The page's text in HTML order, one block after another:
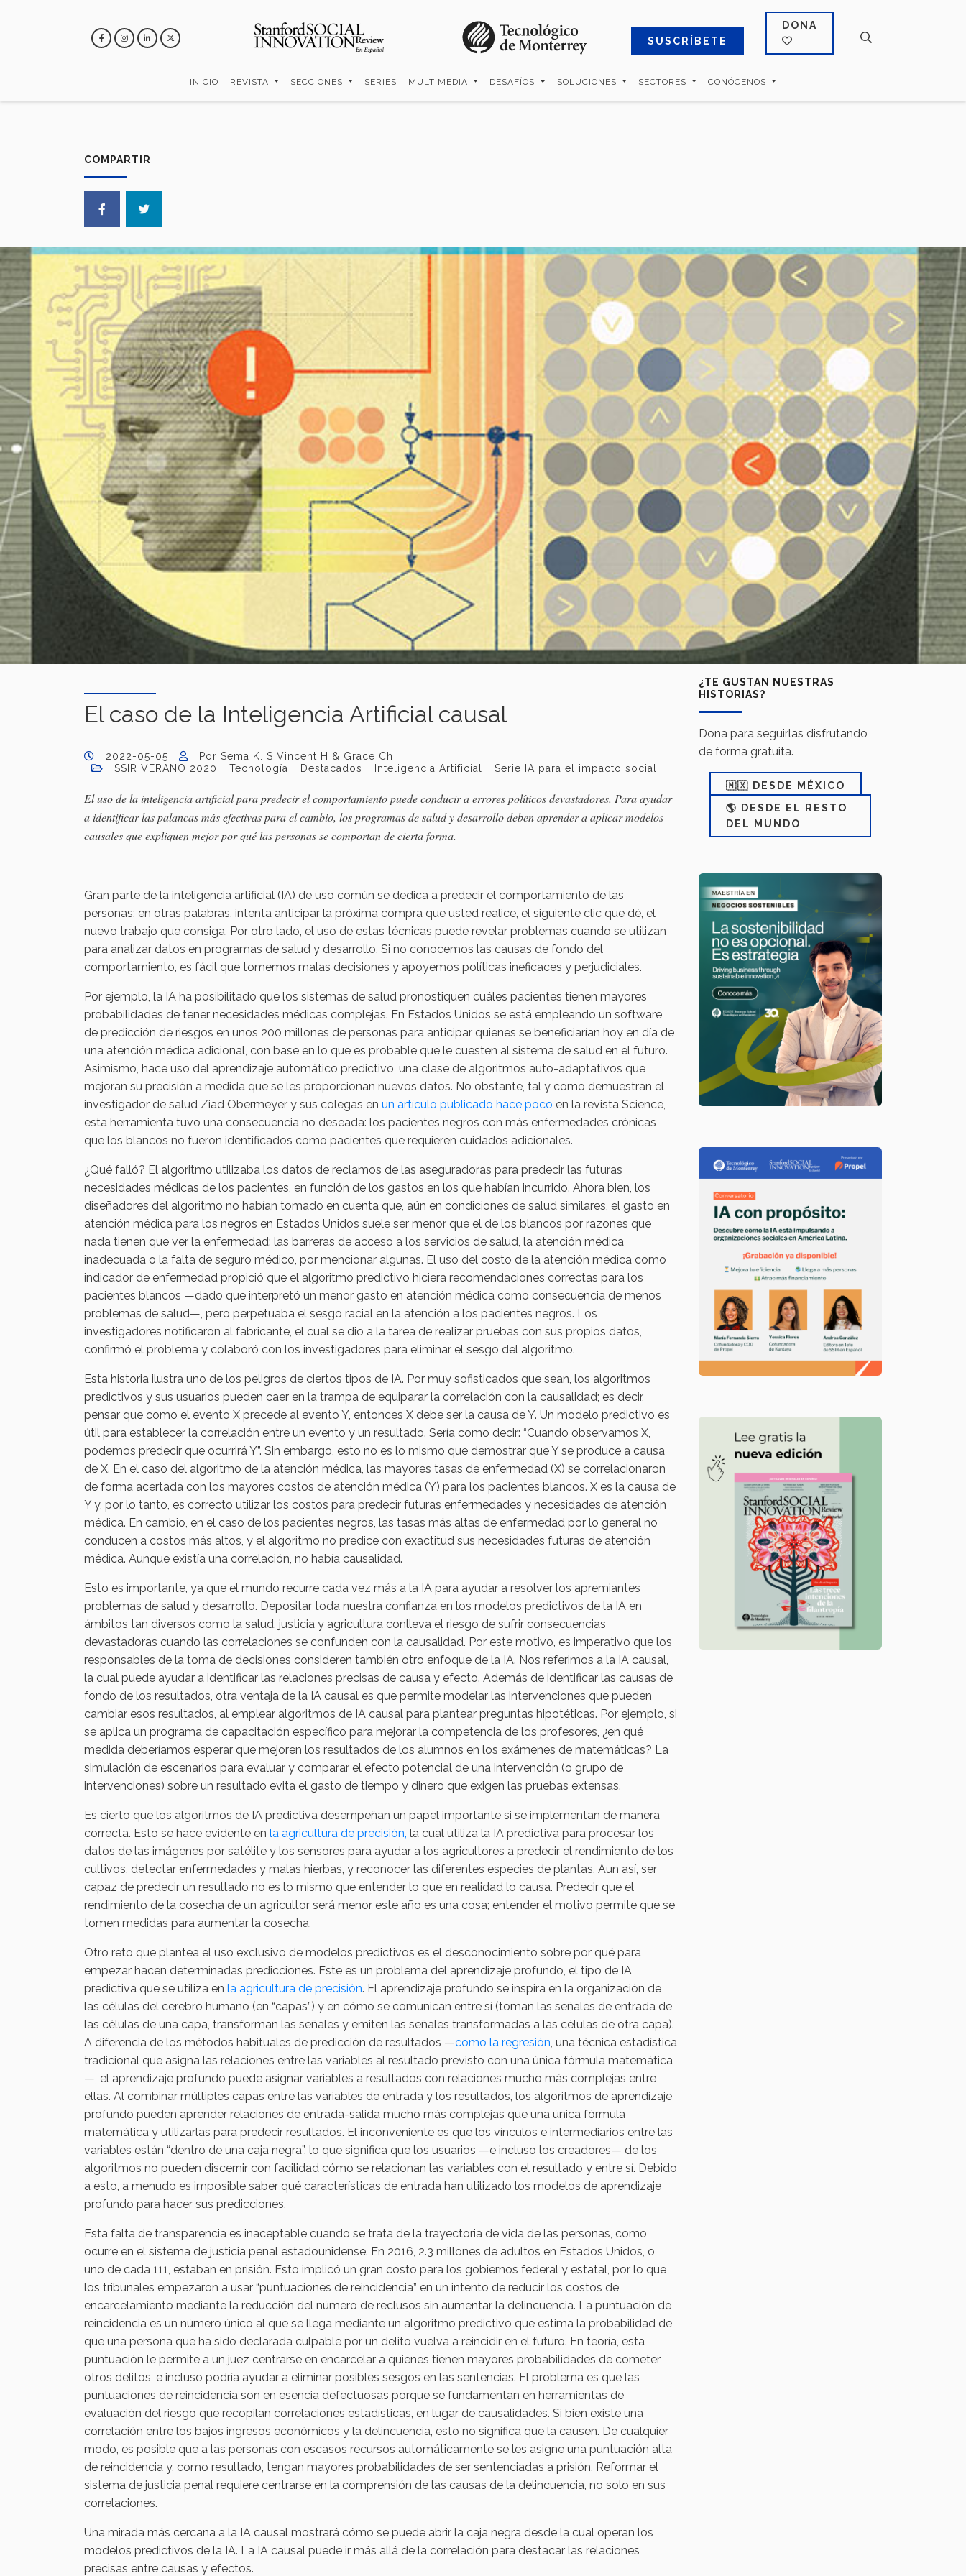
SUSCRÍBETE
DONA
INICIO REVISTA SECCIONES SERIES MULTIMEDIA DESAFÍOS SOLUCIONES SECTORES CONÓCENOS
COMPARTIR
El caso de la Inteligencia Artificial causal
2022-05-05
Por Sema K. S Vincent H & Grace Ch
SSIR VERANO 2020
Tecnología Destacados Inteligencia Artificial Serie IA para el impacto social
El uso de la inteligencia artificial para predecir el comportamiento puede conducir a errores políticos devastadores. Para ayudar
a identificar las palancas más efectivas para el cambio, los programas de salud y desarrollo deben aprender a aplicar modelos
causales que expliquen mejor por qué las personas se comportan de cierta forma.
Gran parte de la inteligencia artificial (IA) de uso común se dedica a predecir el comportamiento de las
personas; en otras palabras, intenta anticipar la próxima compra que usted realice, el siguiente clic que dé, el
nuevo trabajo que consiga. Por otro lado, el uso de estas técnicas puede revelar problemas cuando se utilizan
para analizar datos en programas de salud y desarrollo. Si no conocemos las causas de fondo del
comportamiento, es fácil que tomemos malas decisiones y apoyemos políticas ineficaces y perjudiciales.
Por ejemplo, la IA ha posibilitado que los sistemas de salud pronostiquen cuáles pacientes tienen mayores
probabilidades de tener necesidades médicas complejas. En Estados Unidos se está empleando un software
de predicción de riesgos en unos 200 millones de personas para anticipar quienes se beneficiarían hoy en día de
una atención médica adicional, con base en lo que es probable que le cuesten al sistema de salud en el futuro.
Asimismo, hace uso del aprendizaje automático predictivo, una clase de algoritmos auto-adaptativos que
mejoran su precisión a medida que se les proporcionan nuevos datos. No obstante, tal y como demuestran el
investigador de salud Ziad Obermeyer y sus colegas en un artículo publicado hace poco en la revista Science,
esta herramienta tuvo una consecuencia no deseada: los pacientes negros con más enfermedades crónicas
que los blancos no fueron identificados como pacientes que requieren cuidados adicionales.
¿Qué falló? El algoritmo utilizaba los datos de reclamos de las aseguradoras para predecir las futuras
necesidades médicas de los pacientes, en función de los gastos en los que habían incurrido. Ahora bien, los
diseñadores del algoritmo no habían tomado en cuenta que, aún en condiciones de salud similares, el gasto en
atención médica para los negros en Estados Unidos suele ser menor que el de los blancos por razones que
nada tienen que ver la enfermedad: las barreras de acceso a los servicios de salud, la atención médica
inadecuada o la falta de seguro médico, por mencionar algunas. El uso del costo de la atención médica como
indicador de enfermedad propició que el algoritmo predictivo hiciera recomendaciones correctas para los
pacientes blancos —dado que interpretó un menor gasto en atención médica como consecuencia de menos
problemas de salud—, pero perpetuaba el sesgo racial en la atención a los pacientes negros. Los
investigadores notificaron al fabricante, el cual se dio a la tarea de realizar pruebas con sus propios datos,
confirmó el problema y colaboró con los investigadores para eliminar el sesgo del algoritmo.
Esta historia ilustra uno de los peligros de ciertos tipos de IA. Por muy sofisticados que sean, los algoritmos
predictivos y sus usuarios pueden caer en la trampa de equiparar la correlación con la causalidad; es decir,
pensar que como el evento X precede al evento Y, entonces X debe ser la causa de Y. Un modelo predictivo es
útil para establecer la correlación entre un evento y un resultado. Sería como decir: “Cuando observamos X,
podemos predecir que ocurrirá Y”. Sin embargo, esto no es lo mismo que demostrar que Y se produce a causa
de X. En el caso del algoritmo de la atención médica, las mayores tasas de enfermedad (X) se correlacionaron
de forma acertada con los mayores costos de atención médica (Y) para los pacientes blancos. X es la causa de
Y y, por lo tanto, es correcto utilizar los costos para predecir futuras enfermedades y necesidades de atención
médica. En cambio, en el caso de los pacientes negros, las tasas más altas de enfermedad por lo general no
conducen a costos más altos, y el algoritmo no predice con exactitud sus necesidades futuras de atención
médica. Aunque existía una correlación, no había causalidad.
Esto es importante, ya que el mundo recurre cada vez más a la IA para ayudar a resolver los apremiantes
problemas de salud y desarrollo. Depositar toda nuestra confianza en los modelos predictivos de la IA en
ámbitos tan diversos como la salud, justicia y agricultura conlleva el riesgo de sufrir consecuencias
devastadoras cuando las correlaciones se confunden con la causalidad. Por este motivo, es imperativo que los
responsables de la toma de decisiones consideren también otro enfoque de la IA. Nos referimos a la IA causal,
la cual puede ayudar a identificar las relaciones precisas de causa y efecto. Además de identificar las causas de
fondo de los resultados, otra ventaja de la IA causal es que permite modelar las intervenciones que pueden
cambiar esos resultados, al emplear algoritmos de IA causal para plantear preguntas hipotéticas. Por ejemplo, si
se aplica un programa de capacitación específico para mejorar la competencia de los profesores, ¿en qué
medida deberíamos esperar que mejoren los resultados de los alumnos en los exámenes de matemáticas? La
simulación de escenarios para evaluar y comparar el efecto potencial de una intervención (o grupo de
intervenciones) sobre un resultado evita el gasto de tiempo y dinero que exigen las pruebas extensas.
Es cierto que los algoritmos de IA predictiva desempeñan un papel importante si se implementan de manera
correcta. Esto se hace evidente en la agricultura de precisión, la cual utiliza la IA predictiva para procesar los
datos de las imágenes por satélite y los sensores para ayudar a los agricultores a predecir el rendimiento de los
cultivos, detectar enfermedades y malas hierbas, y reconocer las diferentes especies de plantas. Aun así, ser
capaz de predecir un resultado no es lo mismo que entender lo que en realidad lo causa. Predecir que el
rendimiento de la cosecha de un agricultor será menor este año es una cosa; entender el motivo permite que se
tomen medidas para aumentar la cosecha.
Otro reto que plantea el uso exclusivo de modelos predictivos es el desconocimiento sobre por qué para
empezar hacen determinadas predicciones. Este es un problema del aprendizaje profundo, el tipo de IA
predictiva que se utiliza en la agricultura de precisión. El aprendizaje profundo se inspira en la organización de
las células del cerebro humano (en “capas”) y en cómo se comunican entre sí (toman las señales de entrada de
las células de una capa, transforman las señales y emiten las señales transformadas a las células de otra capa).
A diferencia de los métodos habituales de predicción de resultados —como la regresión, una técnica estadística
tradicional que asigna las relaciones entre las variables al resultado previsto con una única fórmula matemática
—, el aprendizaje profundo puede asignar variables a resultados con relaciones mucho más complejas entre
ellas. Al combinar múltiples capas entre las variables de entrada y los resultados, los algoritmos de aprendizaje
profundo pueden aprender relaciones de entrada-salida mucho más complejas que una única fórmula
matemática y utilizarlas para predecir resultados. El inconveniente es que los vínculos e intermediarios entre las
variables están “dentro de una caja negra”, lo que significa que los usuarios —e incluso los creadores— de los
algoritmos no pueden discernir con facilidad cómo se relacionan las variables con el resultado y entre sí. Debido
a esto, a menudo es imposible saber qué características de entrada han utilizado los modelos de aprendizaje
profundo para hacer sus predicciones.
Esta falta de transparencia es inaceptable cuando se trata de la trayectoria de vida de las personas, como
ocurre en el sistema de justicia penal estadounidense. En 2016, 2.3 millones de adultos en Estados Unidos, o
uno de cada 111, estaban en prisión. Esto implicó un gran costo para los gobiernos federal y estatal, por lo que
los tribunales empezaron a usar “puntuaciones de reincidencia” en un intento de reducir los costos de
encarcelamiento mediante la reducción del número de reclusos sin aumentar la delincuencia. La puntuación de
reincidencia es un número único al que se llega mediante un algoritmo predictivo que estima la probabilidad de
que una persona que ha sido declarada culpable por un delito vuelva a reincidir en el futuro. En teoría, esta
puntuación le permite a un juez centrarse en encarcelar a quienes tienen mayores probabilidades de cometer
otros delitos, e incluso podría ayudar a eliminar posibles sesgos en las sentencias. El problema es que las
puntuaciones de reincidencia son en esencia defectuosas porque se fundamentan en herramientas de
evaluación del riesgo que recopilan correlaciones estadísticas, en lugar de causalidades. Si bien existe una
correlación entre los bajos ingresos económicos y la delincuencia, esto no significa que la causen. De cualquier
modo, es posible que a las personas con escasos recursos automáticamente se les asigne una puntuación alta
de reincidencia y, como resultado, tengan mayores probabilidades de ser sentenciadas a prisión. Reformar el
sistema de justicia penal requiere centrarse en la comprensión de las causas de la delincuencia, no solo en sus
correlaciones.
Una mirada más cercana a la IA causal mostrará cómo se puede abrir la caja negra desde la cual operan los
modelos predictivos de la IA. La IA causal puede ir más allá de la correlación para destacar las relaciones
precisas entre causas y efectos.
¿TE GUSTAN NUESTRAS
HISTORIAS?
Dona para seguirlas disfrutando
de forma gratuita.
🇲🇽 DESDE MÉXICO
🌎 DESDE EL RESTO
DEL MUNDO